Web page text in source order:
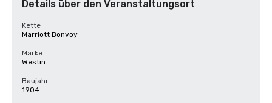
Details über den Veranstaltungsort
Kette
Marriott Bonvoy
Marke
Westin
Baujahr
1904